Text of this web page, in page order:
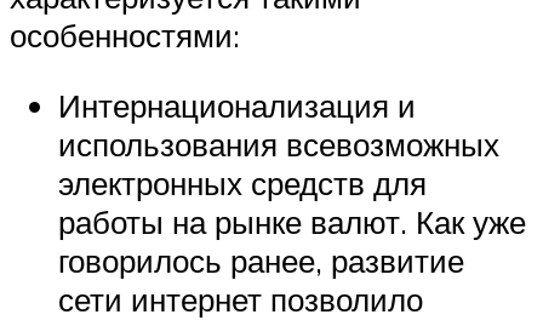
особенностями:
Интернационализация и
использования всевозможных
электронных средств для
работы на рынке валют. Как уже
говорилось ранее, развитие
сети интернет позволило